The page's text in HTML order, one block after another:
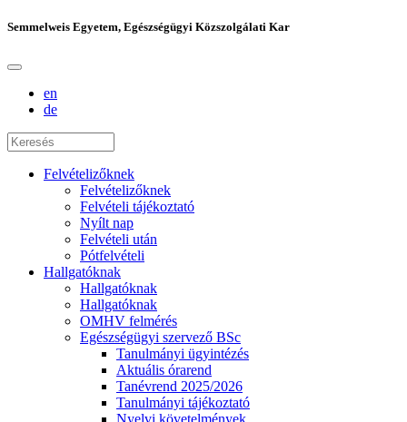
Semmelweis Egyetem, Egészségügyi Közszolgálati Kar
en
de
Felvételizőknek
Felvételizőknek
Felvételi tájékoztató
Nyílt nap
Felvételi után
Pótfelvételi
Hallgatóknak
Hallgatóknak
Hallgatóknak
OMHV felmérés
Egészségügyi szervező BSc
Tanulmányi ügyintézés
Aktuális órarend
Tanévrend 2025/2026
Tanulmányi tájékoztató
Nyelvi követelmények